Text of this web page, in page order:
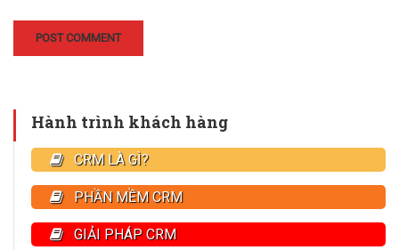
Hành trình khách hàng
CRM LÀ GÌ?
PHẦN MỀM CRM
GIẢI PHÁP CRM